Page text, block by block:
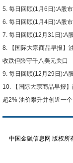
每日回顾(1月6日):A股
每日回顾(1月4日):A股
每日回顾(12月31日):A
【国际大宗商品早报】
收跌但险守千八美元关口
每日回顾(12月29日):A
【国际大宗商品早报
超2% 油价攀升并创近一
中国金融信息网 版权所